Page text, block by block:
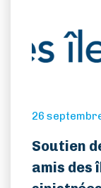
26
Soutien
amis des